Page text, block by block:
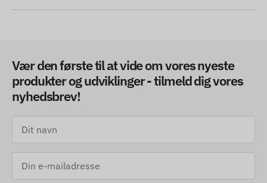
Vær den første til at vide om vores nyeste
produkter og udviklinger - tilmeld dig vores
nyhedsbrev!